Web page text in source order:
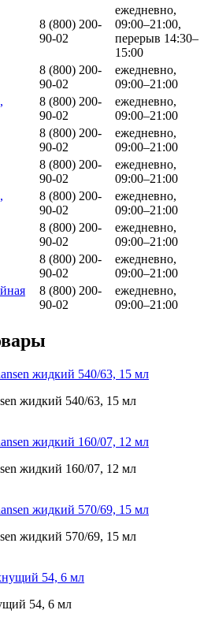
8 (800) 200-
90-02
ежедневно,
09:00–21:00,
перерыв 14:30–
15:00
8 (800) 200-
90-02
ежедневно,
09:00–21:00
8 (800) 200-
90-02
ежедневно,
09:00–21:00
8 (800) 200-
90-02
ежедневно,
09:00–21:00
8 (800) 200-
90-02
ежедневно,
09:00–21:00
8 (800) 200-
90-02
ежедневно,
09:00–21:00
8 (800) 200-
90-02
ежедневно,
09:00–21:00
8 (800) 200-
90-02
ежедневно,
09:00–21:00
8 (800) 200-
90-02
ежедневно,
09:00–21:00
жидкий 540/63, 15 мл
жидкий 160/07, 12 мл
жидкий 570/69, 15 мл
54, 6 мл